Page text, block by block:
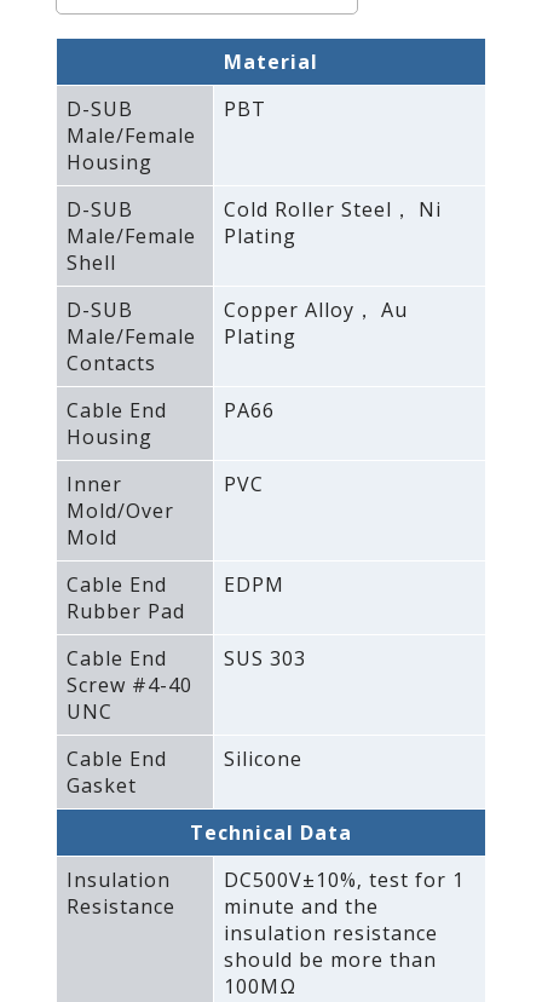
Material
D-SUB
Male/Female
Housing
PBT
D-SUB
Male/Female
Shell
Cold Roller Steel， Ni
Plating
D-SUB
Male/Female
Contacts
Copper Alloy， Au
Plating
Cable End
Housing
PA66
Inner
Mold/Over
Mold
PVC
Cable End
Rubber Pad
EDPM
Cable End
Screw #4-40
UNC
SUS 303
Cable End
Gasket
Silicone
Technical Data
Insulation
Resistance
DC500V±10%‚ test for 1
minute and the
insulation resistance
should be more than
100MΩ